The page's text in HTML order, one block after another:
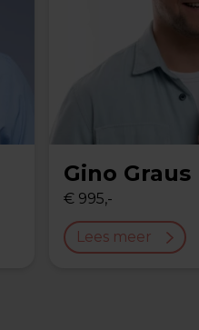
Gino Graus
€ 995,-
Lees meer